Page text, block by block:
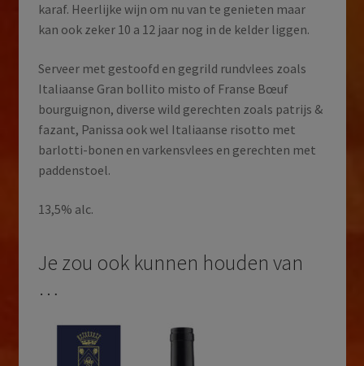
karaf. Heerlijke wijn om nu van te genieten maar
kan ook zeker 10 a 12 jaar nog in de kelder liggen.
Serveer met gestoofd en gegrild rundvlees zoals
Italiaanse Gran bollito misto of Franse Bœuf
bourguignon, diverse wild gerechten zoals patrijs &
fazant, Panissa ook wel Italiaanse risotto met
barlotti-bonen en varkensvlees en gerechten met
paddenstoel.
13,5% alc.
Je zou ook kunnen houden van
…